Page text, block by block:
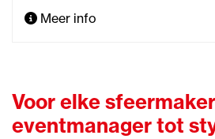
Meer info
Voor elke
eventmanager tot